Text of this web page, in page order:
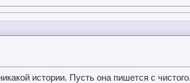
истории. Пусть она пишется с